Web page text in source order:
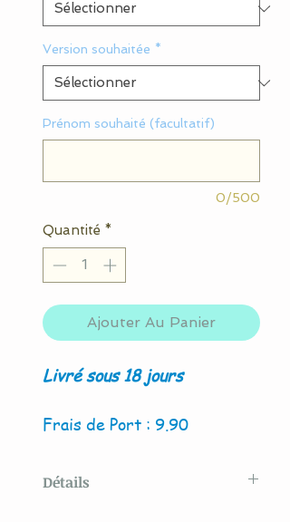
Version souhaitée *
Prénom souhaité (facultatif)
0/500
Quantité *
Ajouter Au Panier
Livré sous 18 jours
Frais de Port : 9.90
Détails